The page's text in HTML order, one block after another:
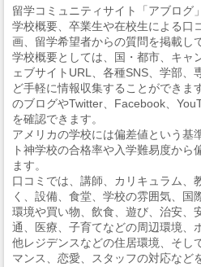
留学コミュニティサイト「アブログ
学校概要、卒業生や在校生による口
画、留学希望者からの質問を掲載し
学校概要としては、国・都市、キャ
ェブサイトURL、各種SNS、学部、
ど手軽に情報収集することができま
のブログやTwitter、Facebook、
を確認できます。
アメリカの学校には偏差値という基
ト神学校の合格率や入学難易度から
ます。
口コミでは、講師、カリキュラム、
く、設備、食堂、学校の雰囲気、国
環境や買い物、飲食、遊び、治安、
通、医療、子育てなどの周辺環境、
他レジデンスなどの住居環境、そし
マンス、恋愛、スタッフの対応など